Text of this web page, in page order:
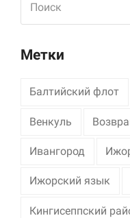
Метки
Балтийский флот
Венкуль
Ивангород
Ижорский язык
Кингисеппский